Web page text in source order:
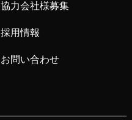
協力会社様募集
採用情報
お問い合わせ